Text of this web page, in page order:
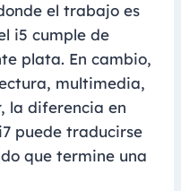
el trabajo es
i5 cumple de
plata. En cambio,
multimedia,
la diferencia en
puede traducirse
que termine una